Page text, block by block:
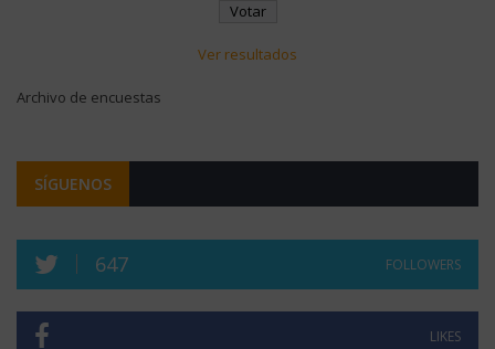
Ver resultados
Archivo de encuestas
SÍGUENOS
647 FOLLOWERS
LIKES